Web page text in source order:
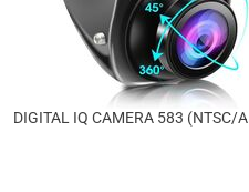
DIGITAL IQ CAMERA 583 (NTSC/